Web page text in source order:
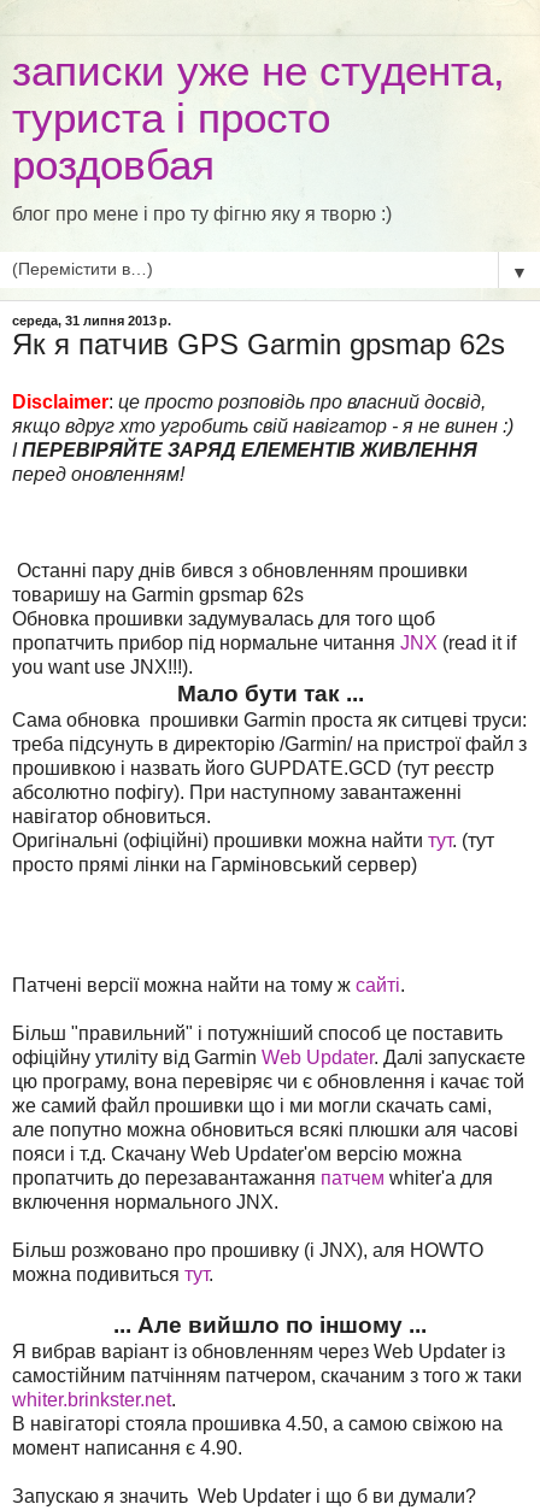
записки уже не студента,
туриста і просто
роздовбая
блог про мене і про ту фігню яку я творю :)
▼
середа, 31 липня 2013 р.
Як я патчив GPS Garmin gpsmap 62s
Disclaimer: це просто розповідь про власний досвід,
якщо вдруг хто угробить свій навігатор - я не винен :)
ІПЕРЕВІРЯЙТЕ ЗАРЯД ЕЛЕМЕНТІВ ЖИВЛЕННЯ
перед оновленням!
Останні пару днів бився з обновленням прошивки
товаришу на Garmin gpsmap 62s
Обновка прошивки задумувалась для того щоб
пропатчить прибор під нормальне читання JNX (read it if
you want use JNX!!!).
Мало бути так ...
Сама обновка прошивки Garmin проста як ситцеві труси:
треба підсунуть в директорію /Garmin/ на пристрої файл з
прошивкою і назвать його GUPDATE.GCD (тут реєстр
абсолютно пофігу). При наступному завантаженні
навігатор обновиться.
Оригінальні (офіційні) прошивки можна найти тут. (тут
просто прямі лінки на Гарміновський сервер)
Патчені версії можна найти на тому ж сайті.
Більш "правильний" і потужніший способ це поставить
офіційну утиліту від Garmin Web Updater. Далі запускаєте
цю програму, вона перевіряє чи є обновлення і качає той
же самий файл прошивки що і ми могли скачать самі,
але попутно можна обновиться всякі плюшки аля часові
пояси і т.д. Скачану Web Updater'ом версію можна
пропатчить до перезавантажання патчем whiter'a для
включення нормального JNX.
Більш розжовано про прошивку (і JNX), аля HOWTO
можна подивиться тут.
... Але вийшло по іншому ...
Я вибрав варіант із обновленням через Web Updater із
самостійним патчінням патчером, скачаним з того ж таки
whiter.brinkster.net.
В навігаторі стояла прошивка 4.50, а самою свіжою на
момент написання є 4.90.
Запускаю я значить Web Updater і що б ви думали?